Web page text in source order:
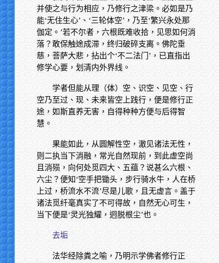
并使之与行为相应，乃修行之津梁。必如是乃
能‘无住生心’、‘三轮体空’，乃至‘繁兴永处那
伽定。’若不尔者，六根既难收拾，见思如何消
落？敢保触途成滞，终归破碎支离。佛陀垂
慈，菩萨大悲，拈出个‘不二法门’，已直指出
修学心要，划清内外界线。
学者但能从理（体）空、识空、见空、行
空乃至过、现、未来皆空上践行，便是修行正
途，如斯直养无害，自得种种方便与后得智
慧。
果能如此，从圆解性空，澈见诸法无性，
则二执当下消融，常光自然现前，到此虚空尚
且消殒，向何处觅四大、五蕴？说甚么六根、
六尘？便知‘空手把锄头，步行骑水牛，人在桥
上过，桥流水不流’尽是儿歌，且无虚言。盖于
诸法觅纤毫真实了不可得故，自然无心可生，
当下便是‘灵光独耀，迥脱根尘’也。
去垢
法华经除粪之喻，乃明示学佛者修行正